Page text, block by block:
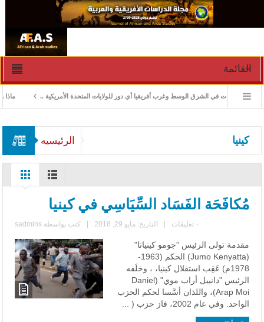
القائمة
ماذا ادارة الأزمات في الشرق الوسط وغرب أفريقيا أي دور للولايات المتحدة الأمريكية ..
الرئيسيه كينيا
مُكافَحَة الفَسَاد السِّيَاسِي في كينيا
كتب بواسطة sadmins | التاريخ: مايو 29, 2018 | ٠ تعليقات
مقدمة تولى الرئيس "جومو كينياتا"
(Jumo Kenyatta) الحكم (1963-
1978م) عَقِب استقلال كينيا، ، وخلَفه
الرئيس "دانييل أراب موي" (Daniel
Arap Moi)، واللذان أسَّسا لحكم الحزب
الواحد. وفي عام 2002، فاز حزب ( ...